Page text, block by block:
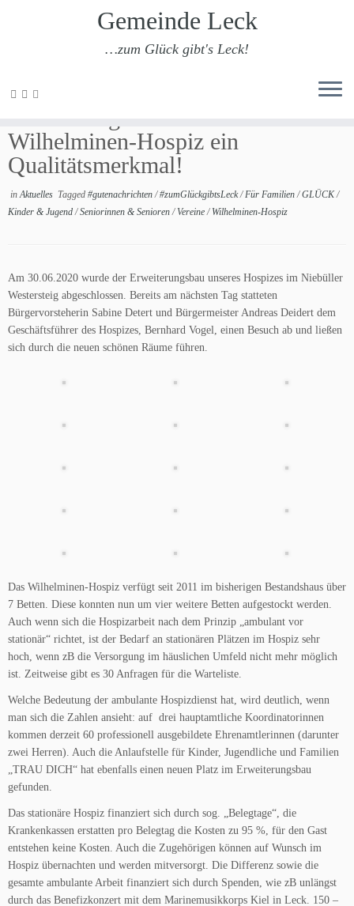
Zum
Gemeinde Leck
…zum Glück gibt's Leck!
Wilhelminen-Hospiz ein
Qualitätsmerkmal!
inAktuelles Tagged #gutenachrichten/#zumGlückgibtsLeck/Für Familien/GLÜCK/
Kinder & Jugend/Seniorinnen & Senioren/Vereine/ Wilhelminen-Hospiz
Am 30.06.2020 wurde der Erweiterungsbau unseres Hospizes im Niebüller
Westersteig abgeschlossen. Bereits am nächsten Tag statteten
Bürgervorsteherin Sabine Detert und Bürgermeister Andreas Deidert dem
Geschäftsführer des Hospizes, Bernhard Vogel, einen Besuch ab und ließen
sich durch die neuen schönen Räume führen.
Das Wilhelminen-Hospiz verfügt seit 2011 im bisherigen Bestandshaus über
7 Betten. Diese konnten nun um vier weitere Betten aufgestockt werden.
Auch wenn sich die Hospizarbeit nach dem Prinzip „ambulant vor
stationär“ richtet, ist der Bedarf an stationären Plätzen im Hospiz sehr
hoch, wenn zB die Versorgung im häuslichen Umfeld nicht mehr möglich
ist. Zeitweise gibt es 30 Anfragen für die Warteliste.
Welche Bedeutung der ambulante Hospizdienst hat, wird deutlich, wenn
man sich die Zahlen ansieht: auf drei hauptamtliche Koordinatorinnen
kommen derzeit 60 professionell ausgebildete Ehrenamtlerinnen (darunter
zwei Herren). Auch die Anlaufstelle für Kinder, Jugendliche und Familien
„TRAU DICH“ hat ebenfalls einen neuen Platz im Erweiterungsbau
gefunden.
Das stationäre Hospiz finanziert sich durch sog. „Belegtage“, die
Krankenkassen erstatten pro Belegtag die Kosten zu 95 %, für den Gast
entstehen keine Kosten. Auch die Zugehörigen können auf Wunsch im
Hospiz übernachten und werden mitversorgt. Die Differenz sowie die
gesamte ambulante Arbeit finanziert sich durch Spenden, wie zB unlängst
durch das Benefizkonzert mit dem Marinemusikkorps Kiel in Leck. 150 –